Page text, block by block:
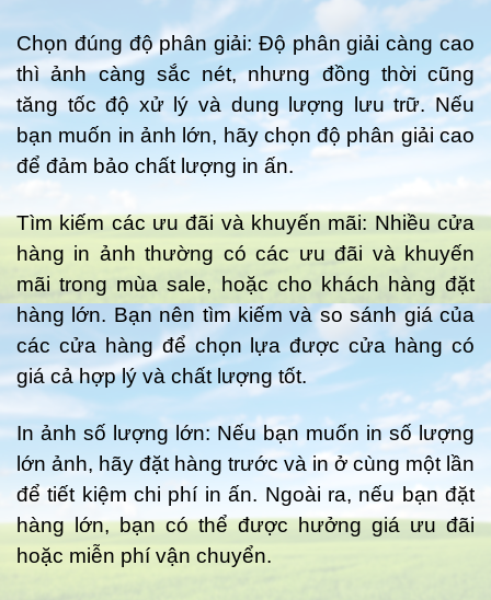
Chọn đúng độ phân giải: Độ phân giải càng cao
thì ảnh càng sắc nét, nhưng đồng thời cũng
tăng tốc độ xử lý và dung lượng lưu trữ. Nếu
bạn muốn in ảnh lớn, hãy chọn độ phân giải cao
để đảm bảo chất lượng in ấn.
Tìm kiếm các ưu đãi và khuyến mãi: Nhiều cửa
hàng in ảnh thường có các ưu đãi và khuyến
mãi trong mùa sale, hoặc cho khách hàng đặt
hàng lớn. Bạn nên tìm kiếm và so sánh giá của
các cửa hàng để chọn lựa được cửa hàng có
giá cả hợp lý và chất lượng tốt.
In ảnh số lượng lớn: Nếu bạn muốn in số lượng
lớn ảnh, hãy đặt hàng trước và in ở cùng một lần
để tiết kiệm chi phí in ấn. Ngoài ra, nếu bạn đặt
hàng lớn, bạn có thể được hưởng giá ưu đãi
hoặc miễn phí vận chuyển.